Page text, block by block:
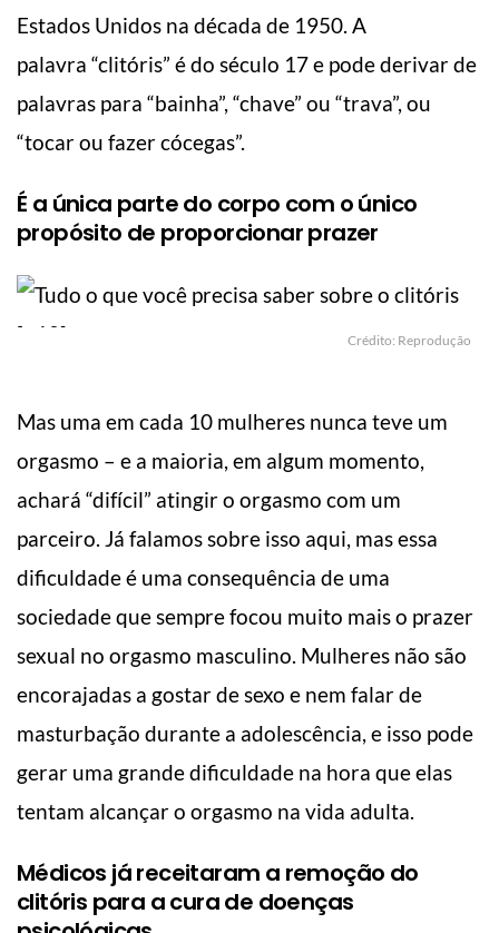
Estados Unidos na década de 1950. A
palavra “clitóris” é do século 17 e pode derivar de
palavras para “bainha”, “chave” ou “trava”, ou
“tocar ou fazer cócegas”.
É a única parte do corpo com o único
propósito de proporcionar prazer
Crédito: Reprodução
Mas uma em cada 10 mulheres nunca teve um
orgasmo – e a maioria, em algum momento,
achará “difícil” atingir o orgasmo com um
parceiro. Já falamos sobre isso aqui, mas essa
dificuldade é uma consequência de uma
sociedade que sempre focou muito mais o prazer
sexual no orgasmo masculino. Mulheres não são
encorajadas a gostar de sexo e nem falar de
masturbação durante a adolescência, e isso pode
gerar uma grande dificuldade na hora que elas
tentam alcançar o orgasmo na vida adulta.
Médicos já receitaram a remoção do
clitóris para a cura de doenças